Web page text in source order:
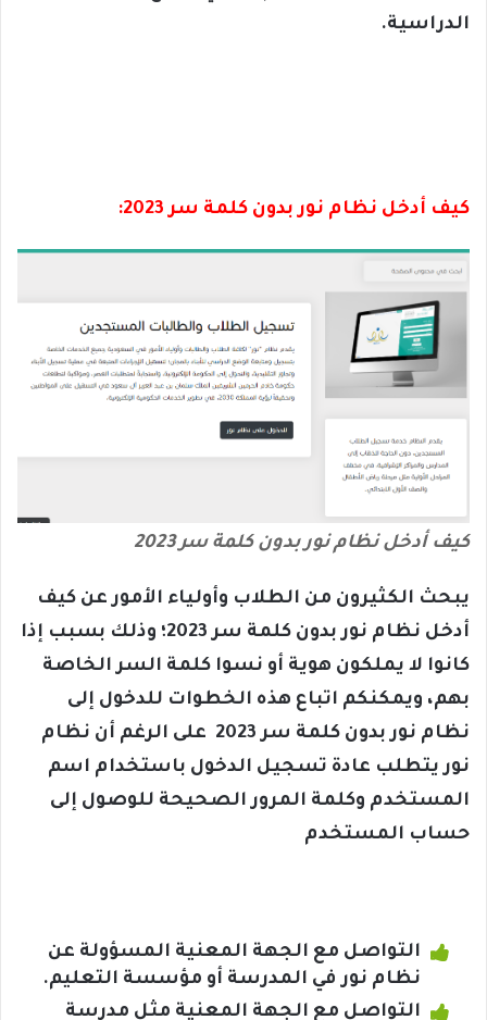
الدراسية.
كيف أدخل نظام نور بدون كلمة سر 2023:
كيف أدخل نظام نور بدون كلمة سر 2023
يبحث الكثيرون من الطلاب وأولياء الأمور عن كيف
أدخل نظام نور بدون كلمة سر 2023؛ وذلك بسبب إذا
كانوا لا يملكون هوية أو نسوا كلمة السر الخاصة
بهم، ويمكنكم اتباع هذه الخطوات للدخول إلى
نظام نور بدون كلمة سر 2023 على الرغم أن نظام
نور يتطلب عادة تسجيل الدخول باستخدام اسم
المستخدم وكلمة المرور الصحيحة للوصول إلى
حساب المستخدم
التواصل مع الجهة المعنية المسؤولة عن
نظام نور في المدرسة أو مؤسسة التعليم.
التواصل مع الجهة المعنية مثل مدرسة